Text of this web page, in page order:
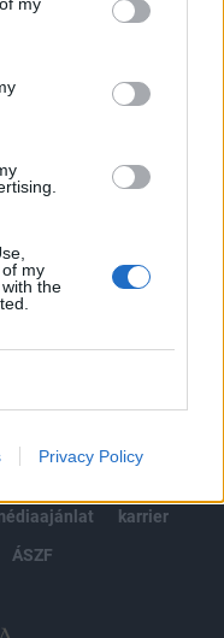
my
the
Privacy Policy
karrier
ÁSZF